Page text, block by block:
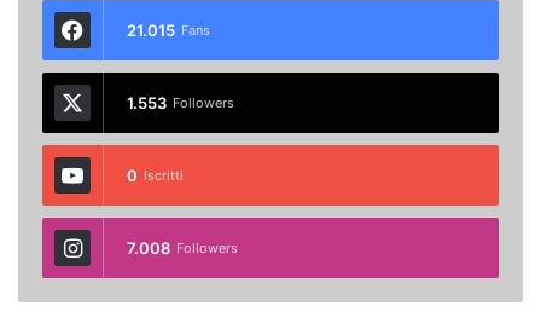
21.015 Fans
1.553 Followers
0 Iscritti
7.008 Followers